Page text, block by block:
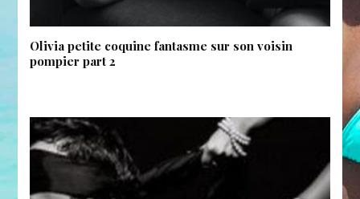
Olivia petite coquine fantasme sur son voisin
pompier part 2